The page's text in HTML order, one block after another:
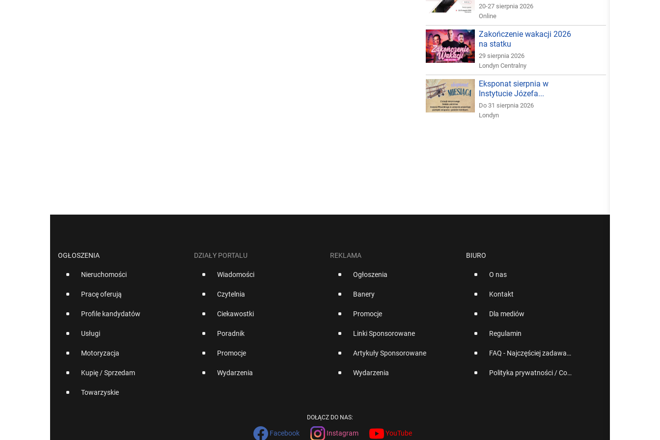
20-27 sierpnia 2026
Online
Zakończenie wakacji 2026
na statku
29 sierpnia 2026
Londyn Centralny
Eksponat sierpnia w
Instytucie Józefa...
Do 31 sierpnia 2026
Londyn
OGŁOSZENIA
Nieruchomości
Pracę oferują
Profile kandydatów
Usługi
Motoryzacja
Kupię / Sprzedam
Towarzyskie
DZIAŁY PORTALU
Wiadomości
Czytelnia
Ciekawostki
Poradnik
Promocje
Wydarzenia
REKLAMA
Ogłoszenia
Banery
Promocje
Linki Sponsorowane
Artykuły Sponsorowane
Wydarzenia
BIURO
O nas
Kontakt
Dla mediów
Regulamin
FAQ - Najczęściej zadawane pytania
Polityka prywatności / Cookies
DOŁĄCZ DO NAS:
Facebook Instagram YouTube